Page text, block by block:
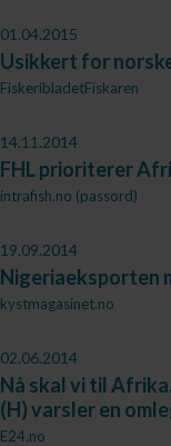
01.04.2015
Usikkert for
FiskeribladetFiskaren
14.11.2014
FHL prioriterer
intrafish.no (passord)
19.09.2014
Nigeriaeksporten
kystmagasinet.no
02.06.2014
Nå skal vi til
(H) varsler en
E24.no